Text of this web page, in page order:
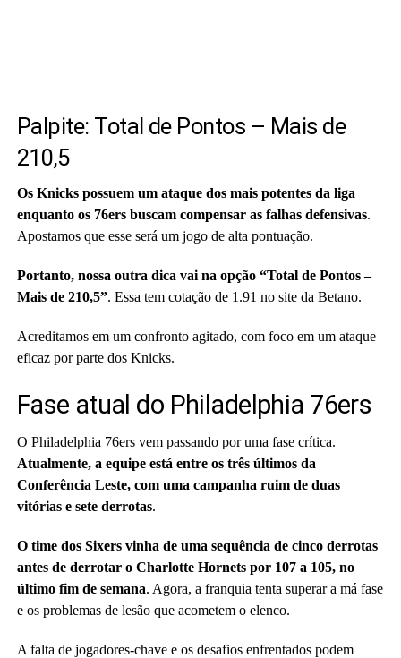
Palpite: Total de Pontos – Mais de
210,5
Os Knicks possuem um ataque dos mais potentes da liga
enquanto os 76ers buscam compensar as falhas defensivas.
Apostamos que esse será um jogo de alta pontuação.
Portanto, nossa outra dica vai na opção “Total de Pontos –
Mais de 210,5”. Essa tem cotação de 1.91 no site da Betano.
Acreditamos em um confronto agitado, com foco em um ataque
eficaz por parte dos Knicks.
Fase atual do Philadelphia 76ers
O Philadelphia 76ers vem passando por uma fase crítica.
Atualmente, a equipe está entre os três últimos da
Conferência Leste, com uma campanha ruim de duas
vitórias e sete derrotas.
O time dos Sixers vinha de uma sequência de cinco derrotas
antes de derrotar o Charlotte Hornets por 107 a 105, no
último fim de semana. Agora, a franquia tenta superar a má fase
e os problemas de lesão que acometem o elenco.
A falta de jogadores-chave e os desafios enfrentados podem